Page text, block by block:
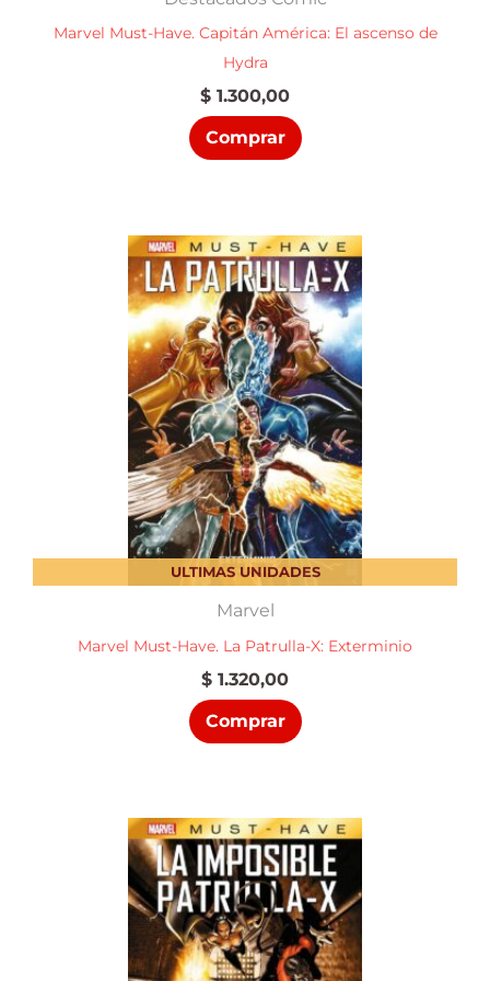
Marvel Must-Have. Capitán América: El ascenso de
Hydra
$ 1.300,00
Comprar
ULTIMAS UNIDADES
Marvel
Marvel Must-Have. La Patrulla-X: Exterminio
$ 1.320,00
Comprar